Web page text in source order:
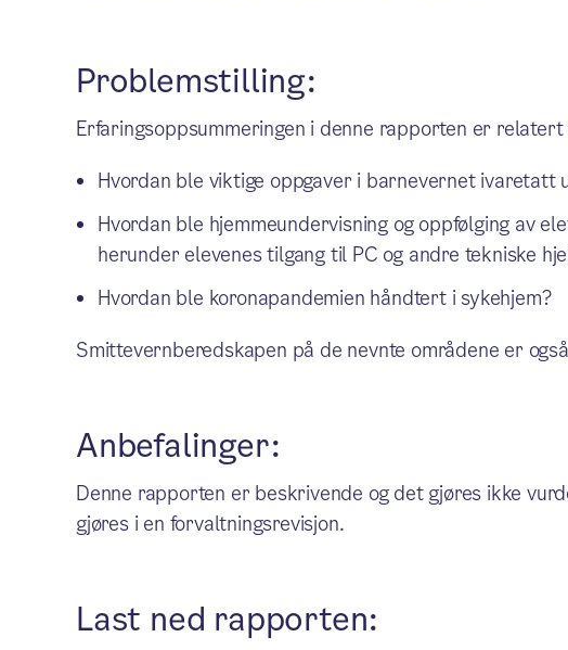
Problemstilling:
Erfaringsoppsummeringen i denne rapporten er
Hvordan ble viktige oppgaver i barnevernet ivaretatt
Hvordan ble hjemmeundervisning og oppfølging av
herunder elevenes tilgang til PC og andre tekniske
Hvordan ble koronapandemien håndtert i sykehjem?
Smittevernberedskapen på de nevnte områdene er
Anbefalinger:
Denne rapporten er beskrivende og det gjøres ikke
gjøres i en forvaltningsrevisjon.
Last ned rapporten: